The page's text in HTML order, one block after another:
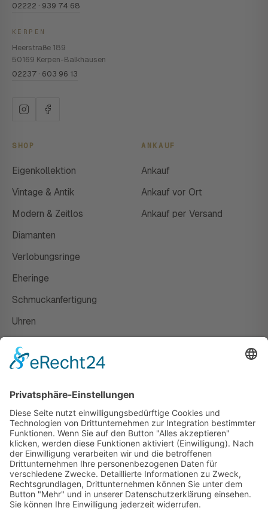
02222 · 939 74 68
KERPEN
Heerstraße 189
50169 Kerpen-Balkhausen
02237 · 603 96 13
SHOP
Eigenkollektion
Vintage & Antik
Modern & Zeitlos
Diamanten
Verlobungsringe
Eheringe
Schmuckanfertigung
Uhren
ANKAUF
Ankauf
Ankauf vor Ort
Ankauf per Versand
Susanne Steiger
Geschäfte
Newsletter
Kontakt